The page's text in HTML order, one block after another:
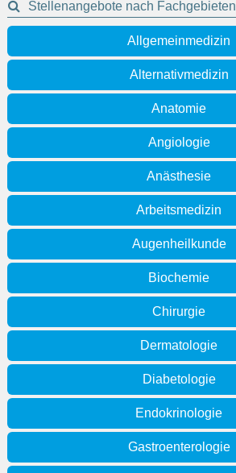
Stellenangebote nach Fachgebieten
Allgemeinmedizin
Alternativmedizin
Anatomie
Angiologie
Anästhesie
Arbeitsmedizin
Augenheilkunde
Biochemie
Chirurgie
Dermatologie
Diabetologie
Endokrinologie
Gastroenterologie